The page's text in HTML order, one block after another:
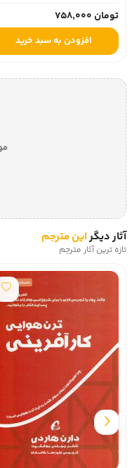
تومان 758,000
افزودن به سبد خرید
آثار دیگراین مترجم
تازه ترین آثار مترجم